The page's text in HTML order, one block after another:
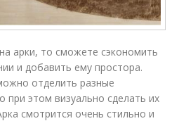
арки, то сможете сэкономить
и добавить ему простора.
отделить разные
при этом визуально сделать их
смотрится очень стильно и